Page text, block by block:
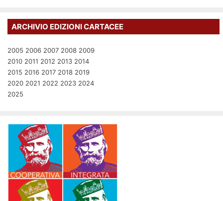
ARCHIVIO EDIZIONI CARTACEE
2005 2006 2007 2008 2009
2010 2011 2012 2013 2014
2015 2016 2017 2018 2019
2020 2021 2022 2023 2024
2025